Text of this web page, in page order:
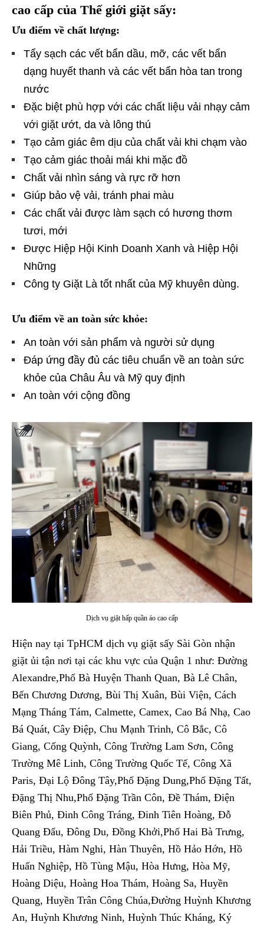
cao cấp của Thế giới giặt sấy:
Ưu điểm về chất lượng:
Tẩy sạch các vết bẩn dầu, mỡ, các vết bẩn
dạng huyết thanh và các vết bẩn hòa tan trong
nước
Đặc biệt phù hợp với các chất liệu vải nhạy cảm
với giặt ướt, da và lông thú
Tạo cảm giác êm dịu của chất vải khi chạm vào
Tạo cảm giác thoải mái khi mặc đồ
Chất vải nhìn sáng và rực rỡ hơn
Giúp bảo vệ vải, tránh phai màu
Các chất vải được làm sạch có hương thơm
tươi, mới
Được Hiệp Hội Kinh Doanh Xanh và Hiệp Hội
Những
Công ty Giặt Là tốt nhất của Mỹ khuyên dùng.
Ưu điểm về an toàn sức khỏe:
An toàn với sản phẩm và người sử dụng
Đáp ứng đầy đủ các tiêu chuẩn về an toàn sức
khỏe của Châu Âu và Mỹ quy định
An toàn với cộng đồng
Dịch vụ giặt hấp quần áo cao cấp
Hiện nay tại TpHCM dịch vụ giặt sấy Sài Gòn nhận
giặt ủi tận nơi tại các khu vực của Quận 1 như: Đường
Alexandre,Phố Bà Huyện Thanh Quan, Bà Lê Chân,
Bến Chương Dương, Bùi Thị Xuân, Bùi Viện, Cách
Mạng Tháng Tám, Calmette, Camex, Cao Bá Nhạ, Cao
Bá Quát, Cây Điệp, Chu Mạnh Trinh, Cô Bắc, Cô
Giang, Cống Quỳnh, Công Trường Lam Sơn, Công
Trường Mê Linh, Công Trường Quốc Tế, Công Xã
Paris, Đại Lộ Đông Tây,Phố Đặng Dung,Phố Đặng Tất,
Đặng Thị Nhu,Phố Đặng Trần Côn, Đề Thám, Điện
Biên Phủ, Đinh Công Tráng, Đinh Tiên Hoàng, Đỗ
Quang Đẩu, Đông Du, Đồng Khởi,Phố Hai Bà Trưng,
Hải Triều, Hàm Nghi, Hàn Thuyên, Hồ Hảo Hớn, Hồ
Huấn Nghiệp, Hồ Tùng Mậu, Hòa Hưng, Hòa Mỹ,
Hoàng Diệu, Hoàng Hoa Thám, Hoàng Sa, Huyền
Quang, Huyền Trân Công Chúa,Đường Huỳnh Khương
An, Huỳnh Khương Ninh, Huỳnh Thúc Kháng, Ký